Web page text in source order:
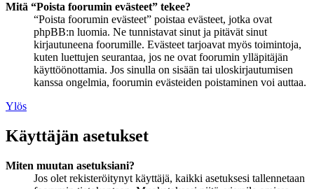
Mitä “Poista foorumin evästeet” tekee?
“Poista foorumin evästeet” poistaa evästeet, jotka ovat
phpBB:n luomia. Ne tunnistavat sinut ja pitävät sinut
kirjautuneena foorumille. Evästeet tarjoavat myös toimintoja,
kuten luettujen seurantaa, jos ne ovat foorumin ylläpitäjän
käyttöönottamia. Jos sinulla on sisään tai uloskirjautumisen
kanssa ongelmia, foorumin evästeiden poistaminen voi auttaa.
Ylös
Käyttäjän asetukset
Miten muutan asetuksiani?
Jos olet rekisteröitynyt käyttäjä, kaikki asetuksesi tallennetaan